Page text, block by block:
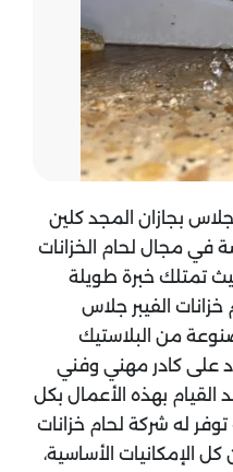
جلاس بجازان المجد كلين
مجال لحام الخزانات
تمتلك خبرة طويلة
الفيبر جلاس
من البلاستيك
على كادر مهني وفني
بهذه الأعمال بكل
له شركة لحام خزانات
كل الإمكانيات الأساسية،